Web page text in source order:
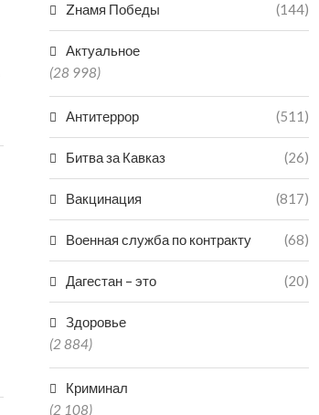
Zнамя Победы (144)
Актуальное
(28 998)
Антитеррор (511)
Битва за Кавказ (26)
Вакцинация (817)
Военная служба по контракту (68)
Дагестан – это (20)
Здоровье
(2 884)
Криминал
(2 108)